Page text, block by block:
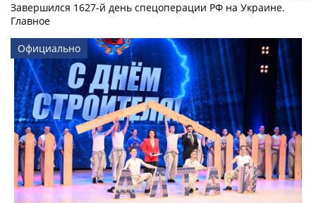
Завершился 1627-й день спецоперации РФ на Украине.
Главное
Официально